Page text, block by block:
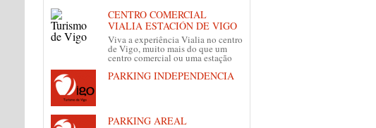
CENTRO COMERCIAL
VIALIA ESTACIÓN DE VIGO
Viva a experiência Vialia no centro
de Vigo, muito mais do que um
centro comercial ou uma estação
PARKING INDEPENDENCIA
PARKING AREAL